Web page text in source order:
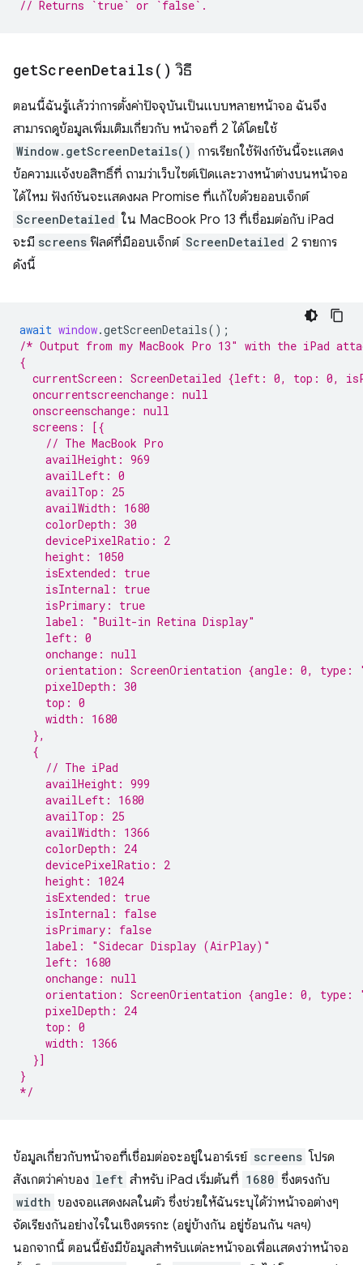
// Returns `true` or `false`.
getScreenDetails( ) วิธี
ตอนนี้ฉันรู้แล้วว่าการตั้งค่าปัจจุบันเป็นแบบหลายหน้าจอ ฉันจึง
สามารถดูข้อมูลเพิ่มเติมเกี่ยวกับ หน้าจอที่ 2 ได้โดยใช้
Window.getScreenDetails() การเรียกใช้ฟังก์ชันนี้จะแสดง
ข้อความแจ้งขอสิทธิ์ที่ ถามว่าเว็บไซต์เปิดและวางหน้าต่างบนหน้าจอ
ได้ไหม ฟังก์ชันจะแสดงผล Promise ที่แก้ไขด้วยออบเจ็กต์
ScreenDetailed ใน MacBook Pro 13 ที่เชื่อมต่อกับ iPad
จะมี screens ฟิลด์ที่มีออบเจ็กต์ ScreenDetailed 2 รายการ
ดังนี้
await window.getScreenDetails();
/* Output from my MacBook Pro 13″ with the iPad
{
currentScreen: ScreenDetailed {left: 0, top: 0,
  oncurrentscreenchange: null
  onscreenschange: null
  screens: [{
    // The MacBook Pro
    availHeight: 969
    availLeft: 0
    availTop: 25
    availWidth: 1680
    colorDepth: 30
    devicePixelRatio: 2
    height: 1050
    isExtended: true
    isInternal: true
    isPrimary: true
    label: "Built-in Retina Display"
    left: 0
    onchange: null
orientation: ScreenOrientation {angle: 0, type:
    pixelDepth: 30
    top: 0
    width: 1680
  },
  {
    // The iPad
    availHeight: 999
    availLeft: 1680
    availTop: 25
    availWidth: 1366
    colorDepth: 24
    devicePixelRatio: 2
    height: 1024
    isExtended: true
    isInternal: false
    isPrimary: false
    label: "Sidecar Display (AirPlay)"
    left: 1680
    onchange: null
orientation: ScreenOrientation {angle: 0, type:
    pixelDepth: 24
    top: 0
    width: 1366
  }]
}
*/
ข้อมูลเกี่ยวกับหน้าจอที่เชื่อมต่อจะอยู่ในอาร์เรย์ screens โปรด
สังเกตว่าค่าของ left สำหรับ iPad เริ่มต้นที่ 1680 ซึ่งตรงกับ
width ของจอแสดงผลในตัว ซึ่งช่วยให้ฉันระบุได้ว่าหน้าจอต่างๆ
จัดเรียงกันอย่างไรในเชิงตรรกะ (อยู่ข้างกัน อยู่ซ้อนกัน ฯลฯ)
นอกจากนี้ ตอนนี้ยังมีข้อมูลสำหรับแต่ละหน้าจอเพื่อแสดงว่าหน้าจอ